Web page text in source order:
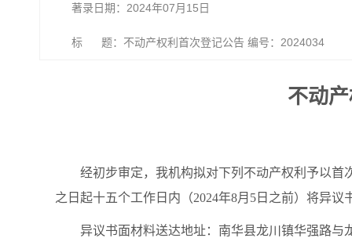
著录日期：2024年07月15日
标 题：不动产权利首次登记公告 编号：2024034
不动
经初步审定，我机构拟对下列不动产权利予以
之日起十五个工作日内（2024年8月5日之前）将异
异议书面材料送达地址：南华县龙川镇华强路与